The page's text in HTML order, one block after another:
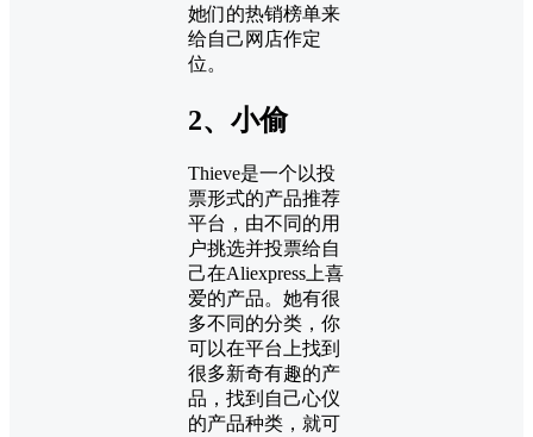
她们的热销榜单来
给自己网店作定
位。
2、小偷
Thieve是一个以投
票形式的产品推荐
平台，由不同的用
户挑选并投票给自
己在Aliexpress上喜
爱的产品。她有很
多不同的分类，你
可以在平台上找到
很多新奇有趣的产
品，找到自己心仪
的产品种类，就可